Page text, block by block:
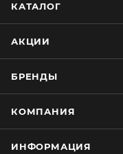
КАТАЛОГ
АКЦИИ
БРЕНДЫ
КОМПАНИЯ
ИНФОРМАЦИЯ